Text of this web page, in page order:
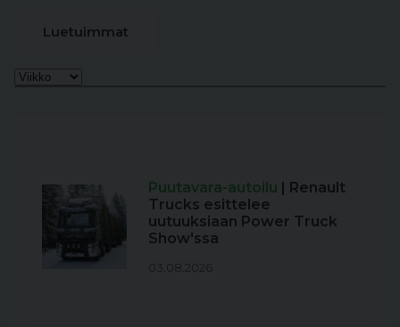
Luetuimmat
Puutavara-autoilu
| Renault
Trucks esittelee
uutuuksiaan Power Truck
Show'ssa
03.08.2026